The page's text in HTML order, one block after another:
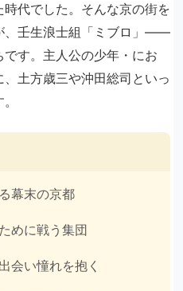
代でした。そんな京の街を
、壬生浪士組「ミブロ」――
す。主人公の少年・にお
土方歳三や沖田総司といっ
幕末の京都
めに戦う集団
会い憧れを抱く